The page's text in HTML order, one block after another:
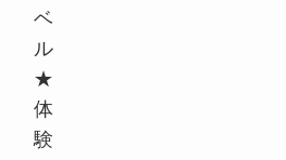
ベ
ル
★
体
験